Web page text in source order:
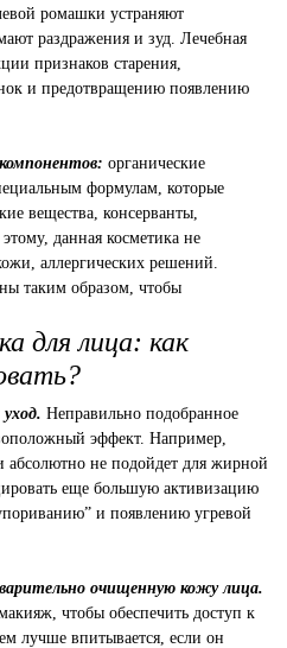
ромашки устраняют
раздражения и зуд. Лечебная
признаков старения,
и предотвращению появлению
органические
формулам, которые
вещества, консерванты,
данная косметика не
аллергических решений.
таким образом, чтобы
для лица: как
Неправильно подобранное
эффект. Например,
абсолютно не подойдет для жирной
еще большую активизацию
и появлению угревой
очищенную кожу лица.
чтобы обеспечить доступ к
лучше впитывается, если он